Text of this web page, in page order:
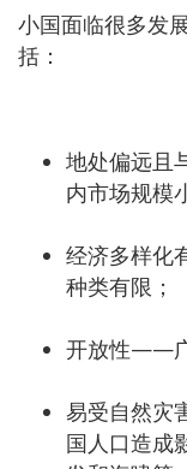
小国面临很多发
括：
地处偏远且
内市场规模
经济多样化
种类有限；
开放性——广
易受自然灾
国人口造成